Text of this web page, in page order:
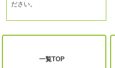
ださい。
一覧TOP